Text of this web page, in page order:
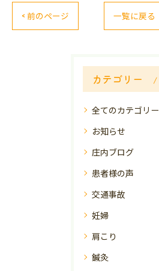
< 前のページ 一覧に戻る
カテゴリー
全てのカテゴリー
お知らせ
庄内ブログ
患者様の声
交通事故
妊婦
肩こり
鍼灸